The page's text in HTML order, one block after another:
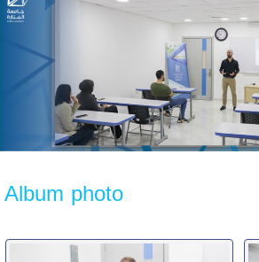
Album photo